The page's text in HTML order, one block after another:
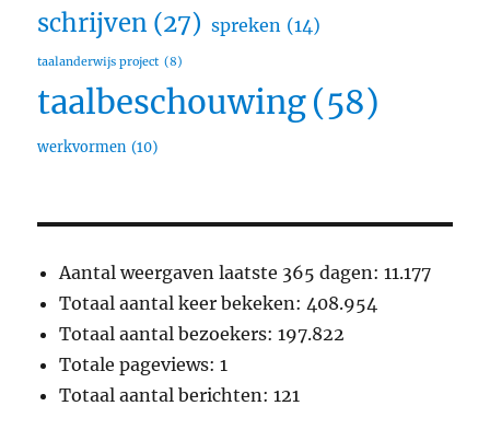
schrijven (27) spreken (14)
taalanderwijs project (8)
taalbeschouwing(58)
werkvormen (10)
Aantal weergaven laatste 365 dagen:11.177
Totaal aantal keer bekeken:408.954
Totaal aantal bezoekers:197.822
Totale pageviews:1
Totaal aantal berichten:121